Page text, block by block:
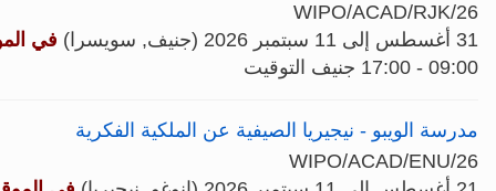
WIPO/ACAD/RJK/26
31 أغسطس إلى 11 سبتمبر 2026 (جنيف, سويسرا)
في
09:00 - 17:00 جنيف التوقيت
مدرسة الويبو - نيجيريا الصيفية عن الملكية الفكرية
WIPO/ACAD/ENU/26